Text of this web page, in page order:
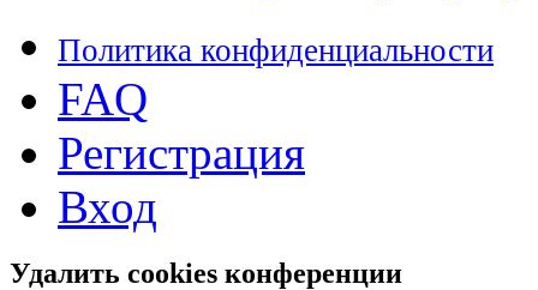
Политика конфиденциальности
FAQ
Регистрация
Вход
Удалить cookies конференции